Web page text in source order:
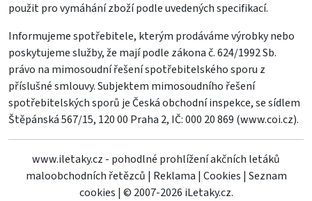
použit pro vymáhání zboží podle uvedených specifikací.
Informujeme spotřebitele, kterým prodáváme výrobky nebo
poskytujeme služby, že mají podle zákona č. 624/1992 Sb.
právo na mimosoudní řešení spotřebitelského sporu z
příslušné smlouvy. Subjektem mimosoudního řešení
spotřebitelských sporů je Česká obchodní inspekce, se sídlem
Štěpánská 567/15, 120 00 Praha 2, IČ: 000 20 869 (www.coi.cz).
www.iletaky.cz - pohodlné prohlížení akčních letáků
maloobchodních řetězců | Reklama | Cookies | Seznam
cookies | © 2007-2026 iLetaky.cz.